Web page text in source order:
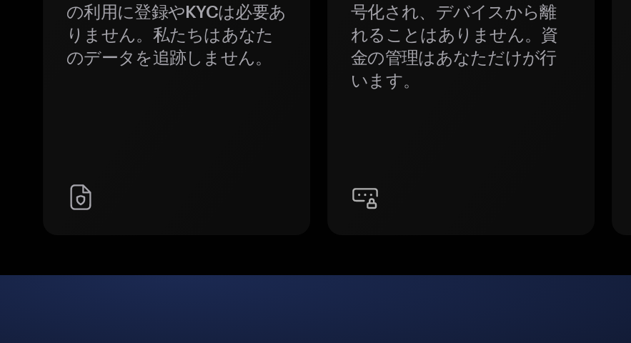
の利用に登録やKYCは必要あ
りません。私たちはあなた
のデータを追跡しません。
号化され、デバイスから離
れることはありません。資
金の管理はあなただけが行
います。